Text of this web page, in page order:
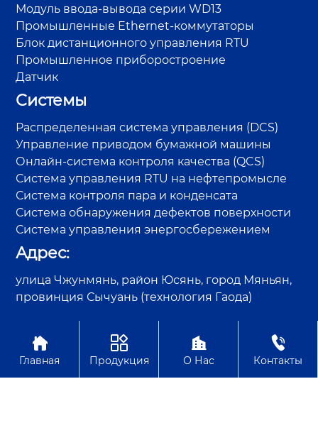
Модуль ввода-вывода серии WD13
Промышленные Ethernet-коммутаторы
Блок дистанционного управления RTU
Промышленное приборостроение
Датчик
Системы
Распределенная система управления (DCS)
Управление приводом бумажной машины
Онлайн-система контроля качества (QCS)
Система управления RTU на нефтепромысле
Система контроля пара и конденсата
Система обнаружения дефектов поверхности
Система управления энергосбережением
Адрес:
улица Чжунмянь, район Юсянь, город Мяньян,
провинция Сычуань (технология Гаода)
Авторское право©Sichuan GAODA Technology Co., Ltd.

Главная

Продукция

О Нас

Контакты